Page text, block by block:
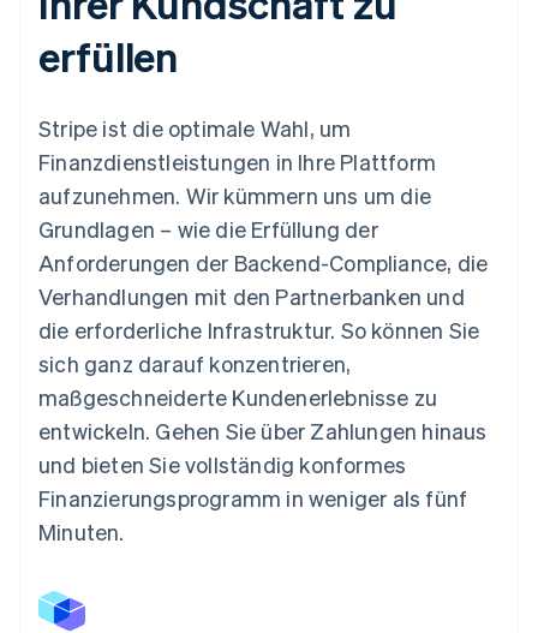
erfüllen
Stripe ist die optimale Wahl, um
Finanzdienstleistungen in Ihre Plattform
aufzunehmen. Wir kümmern uns um die
Grundlagen – wie die Erfüllung der
Anforderungen der Backend-Compliance, die
Verhandlungen mit den Partnerbanken und
die erforderliche Infrastruktur. So können Sie
sich ganz darauf konzentrieren,
maßgeschneiderte Kundenerlebnisse zu
entwickeln. Gehen Sie über Zahlungen hinaus
und bieten Sie vollständig konformes
Finanzierungsprogramm in weniger als fünf
Minuten.